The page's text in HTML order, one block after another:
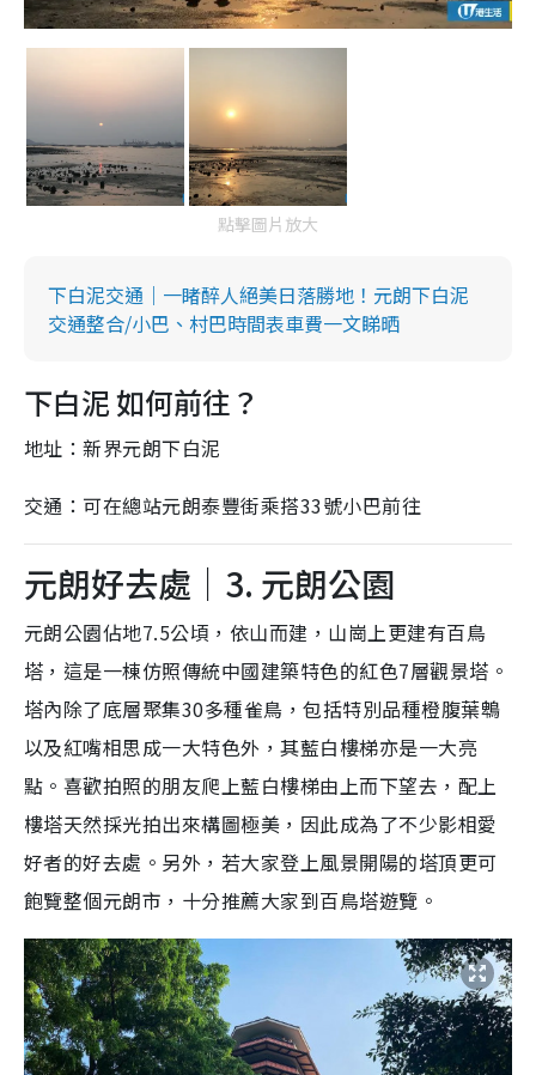
點擊圖片放大
下白泥交通｜一睹醉人絕美日落勝地！元朗下白泥
交通整合/小巴、村巴時間表車費一文睇晒
下白泥 如何前往？
地址：新界元朗下白泥
交通：可在總站元朗泰豐街乘搭33號小巴前往
元朗好去處｜3. 元朗公園
元朗公園佔地7.5公頃，依山而建，山崗上更建有百鳥
塔，這是一棟仿照傳統中國建築特色的紅色7層觀景塔。
塔內除了底層聚集30多種雀鳥，包括特別品種橙腹葉鵯
以及紅嘴相思成一大特色外，其藍白樓梯亦是一大亮
點。喜歡拍照的朋友爬上藍白樓梯由上而下望去，配上
樓塔天然採光拍出來構圖極美，因此成為了不少影相愛
好者的好去處。另外，若大家登上風景開陽的塔頂更可
飽覽整個元朗市，十分推薦大家到百鳥塔遊覽。